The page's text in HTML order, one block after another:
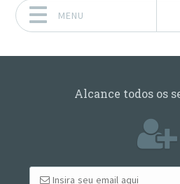
MENU
Alcance todos os